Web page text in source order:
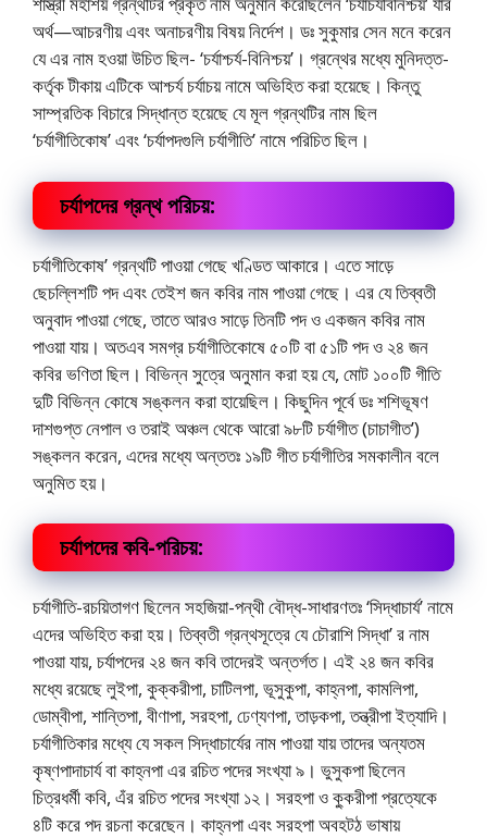
অর্থ—আচরণীয় এবং অনাচরণীয় বিষয় নির্দেশ। ডঃ সুকুমার সেন মনে করেন
যে এর নাম হওয়া উচিত ছিল- ‘চর্যাশ্চর্য-বিনিশ্চয়’। গ্রন্থের মধ্যে মুনিদত্ত-
কর্তৃক টীকায় এটিকে আশ্চর্য চর্যাচয় নামে অভিহিত করা হয়েছে। কিন্তু
সাম্প্রতিক বিচারে সিদ্ধান্ত হয়েছে যে মূল গ্রন্থটির নাম ছিল
‘চর্যাগীতিকোষ’ এবং ‘চর্যাপদগুলি চর্যাগীতি’ নামে পরিচিত ছিল।
চর্যাপদের গ্রন্থ পরিচয়:
চর্যাগীতিকোষ’ গ্রন্থটি পাওয়া গেছে খণ্ডিত আকারে। এতে সাড়ে
ছেচল্লিশটি পদ এবং তেইশ জন কবির নাম পাওয়া গেছে। এর যে তিব্বতী
অনুবাদ পাওয়া গেছে, তাতে আরও সাড়ে তিনটি পদ ও একজন কবির নাম
পাওয়া যায়। অতএব সমগ্র চর্যাগীতিকোষে ৫০টি বা ৫১টি পদ ও ২৪ জন
কবির ভণিতা ছিল। বিভিন্ন সুত্রে অনুমান করা হয় যে, মােট ১০০টি গীতি
দুটি বিভিন্ন কোষে সঙ্কলন করা হায়েছিল। কিছুদিন পূর্বে ডঃ শশিভূষণ
দাশগুপ্ত নেপাল ও তরাই অঞ্চল থেকে আরাে ৯৮টি চর্যাগীত (চাচাগীত’)
সঙ্কলন করেন, এদের মধ্যে অন্ততঃ ১৯টি গীত চর্যাগীতির সমকালীন বলে
অনুমিত হয়।
চর্যাপদের কবি-পরিচয়:
চর্যাগীতি-রচয়িতাগণ ছিলেন সহজিয়া-পন্থী বৌদ্ধ-সাধারণতঃ ‘সিদ্ধাচার্য’ নামে
এদের অভিহিত করা হয়। তিব্বতী গ্রন্থসূত্রে যে চৌরাশি সিদ্ধা’ র নাম
পাওয়া যায়, চর্যাপদের ২৪ জন কবি তাদেরই অন্তর্গত। এই ২৪ জন কবির
মধ্যে রয়েছে লুইপা, কুক্করীপা, চাটিলপা, ভূসুকুপা, কাহ্নপা, কামলিপা,
ডােম্বীপা, শান্তিপা, বীণাপা, সরহপা, ঢেণ্যণপা, তাড়কপা, তন্ত্রীপা ইত্যাদি।
চর্যাগীতিকার মধ্যে যে সকল সিদ্ধাচার্যের নাম পাওয়া যায় তাদের অন্যতম
কৃষ্ণপাদাচার্য বা কাহ্নপা এর রচিত পদের সংখ্যা ৯। ভুসুকপা ছিলেন
চিত্রধর্মী কবি, এঁর রচিত পদের সংখ্যা ১২। সরহপা ও কু্করীপা প্রত্যেকে
৪টি করে পদ রচনা করেছেন। কাহ্নপা এবং সরহপা অবহটঠ ভাষায়